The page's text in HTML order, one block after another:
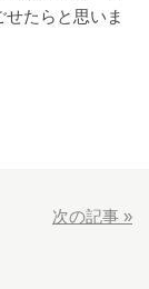
たらと思いま
次の記事 »